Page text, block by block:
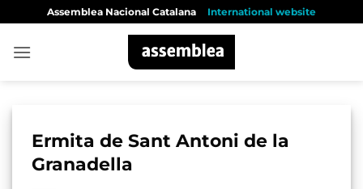
content
Assemblea Nacional Catalana International website
Ermita de Sant Antoni de la
Granadella